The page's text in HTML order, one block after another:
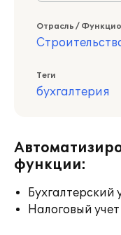
Отрасль /
Теги
бухгалтерия
функции:
Бухгалтерский
Налоговый учет